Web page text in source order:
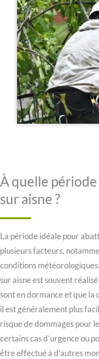
À quelle
sur aisne ?
La période idéale pour
plusieurs facteurs,
conditions
sur aisne est souvent
sont en dormance et que
il est généralement plus
risque de dommages pour
certains cas d’urgence ou
être effectué à d’autres